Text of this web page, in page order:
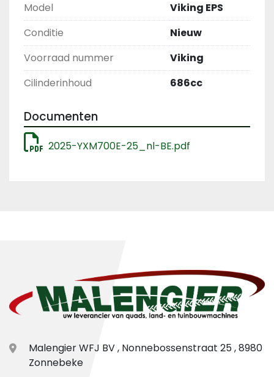
Model
Viking EPS
Conditie
Nieuw
Voorraad nummer
Viking
Cilinderinhoud
686cc
Documenten
2025-YXM700E-25_nl-BE.pdf
Malengier WFJ BV , Nonnebossenstraat 25 , 8980
Zonnebeke